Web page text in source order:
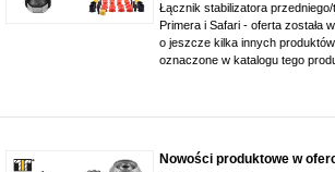
Łącznik stabilizatora
Primera i Safari - oferta została
o jeszcze kilka innych
oznaczone w katalogu tego
Nowości produktowe w